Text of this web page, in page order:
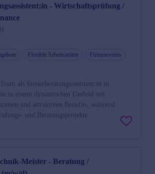
- Wirtschaftsprüfung /
Flexible Arbeitszeiten
Firmenevents
als Steuerberatungsassistent:in in
in einem dynamischen Umfeld mit
und attraktiven Benefits, während
und Beratungsprojekte
Meister - Beratung /